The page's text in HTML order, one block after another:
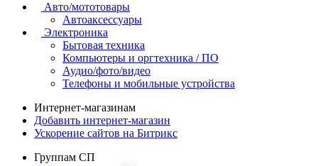
Авто/мототовары
Автоаксессуары
Электроника
Бытовая техника
Компьютеры и оргтехника / ПО
Аудио/фото/видео
Телефоны и мобильные устройства
Интернет-магазинам
Добавить интернет-магазин
Ускорение сайтов на Битрикс
Группам СП